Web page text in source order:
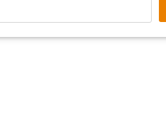
Einloggen